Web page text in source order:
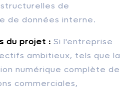
de
de données interne.
du projet : Si l'entreprise
ambitieux, tels que la
numérique complète de
commerciales,